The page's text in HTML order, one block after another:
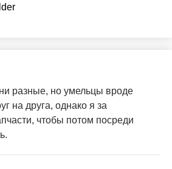
разные, но умельцы вроде
на друга, однако я за
чтобы потом посреди